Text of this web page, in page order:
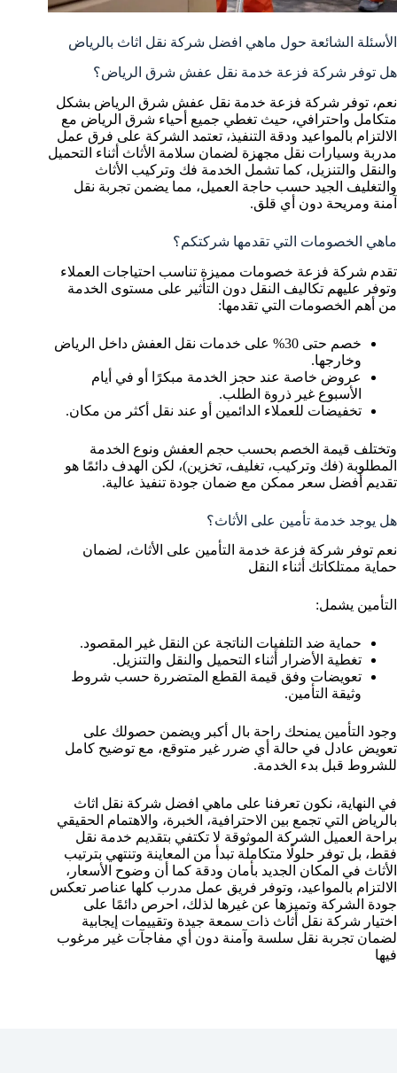
الأسئلة الشائعة حول ماهي افضل شركة نقل اثاث بالرياض
هل توفر شركة فزعة خدمة نقل عفش شرق الرياض؟
نعم، توفر شركة فزعة خدمة نقل عفش شرق الرياض بشكل
متكامل واحترافي، حيث تغطي جميع أحياء شرق الرياض مع
الالتزام بالمواعيد ودقة التنفيذ، تعتمد الشركة على فرق عمل
مدربة وسيارات نقل مجهزة لضمان سلامة الأثاث أثناء التحميل
والنقل والتنزيل، كما تشمل الخدمة فك وتركيب الأثاث
والتغليف الجيد حسب حاجة العميل، مما يضمن تجربة نقل
آمنة ومريحة دون أي قلق.
ماهي الخصومات التي تقدمها شركتكم؟
تقدم شركة فزعة خصومات مميزة تناسب احتياجات العملاء
وتوفر عليهم تكاليف النقل دون التأثير على مستوى الخدمة
من أهم الخصومات التي تقدمها:
خصم حتى 30% على خدمات نقل العفش داخل الرياض
وخارجها.
عروض خاصة عند حجز الخدمة مبكرًا أو في أيام
الأسبوع غير ذروة الطلب.
تخفيضات للعملاء الدائمين أو عند نقل أكثر من مكان.
وتختلف قيمة الخصم بحسب حجم العفش ونوع الخدمة
المطلوبة (فك وتركيب، تغليف، تخزين)، لكن الهدف دائمًا هو
تقديم أفضل سعر ممكن مع ضمان جودة تنفيذ عالية.
هل يوجد خدمة تأمين على الأثاث؟
نعم توفر شركة فزعة خدمة التأمين على الأثاث، لضمان
حماية ممتلكاتك أثناء النقل
التأمين يشمل:
حماية ضد التلفيات الناتجة عن النقل غير المقصود.
تغطية الأضرار أثناء التحميل والنقل والتنزيل.
تعويضات وفق قيمة القطع المتضررة حسب شروط
وثيقة التأمين.
وجود التأمين يمنحك راحة بال أكبر ويضمن حصولك على
تعويض عادل في حالة أي ضرر غير متوقع، مع توضيح كامل
للشروط قبل بدء الخدمة.
في النهاية، نكون تعرفنا على ماهي افضل شركة نقل اثاث
بالرياض التي تجمع بين الاحترافية، الخبرة، والاهتمام الحقيقي
براحة العميل الشركة الموثوقة لا تكتفي بتقديم خدمة نقل
فقط، بل توفر حلولًا متكاملة تبدأ من المعاينة وتنتهي بترتيب
الأثاث في المكان الجديد بأمان ودقة كما أن وضوح الأسعار،
الالتزام بالمواعيد، وتوفر فريق عمل مدرب كلها عناصر تعكس
جودة الشركة وتميزها عن غيرها لذلك، احرص دائمًا على
اختيار شركة نقل أثاث ذات سمعة جيدة وتقييمات إيجابية
لضمان تجربة نقل سلسة وآمنة دون أي مفاجآت غير مرغوب
فيها